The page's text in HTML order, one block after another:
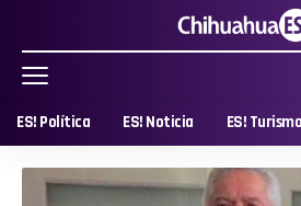
ES! Política ES! Noticia ES! Turismo